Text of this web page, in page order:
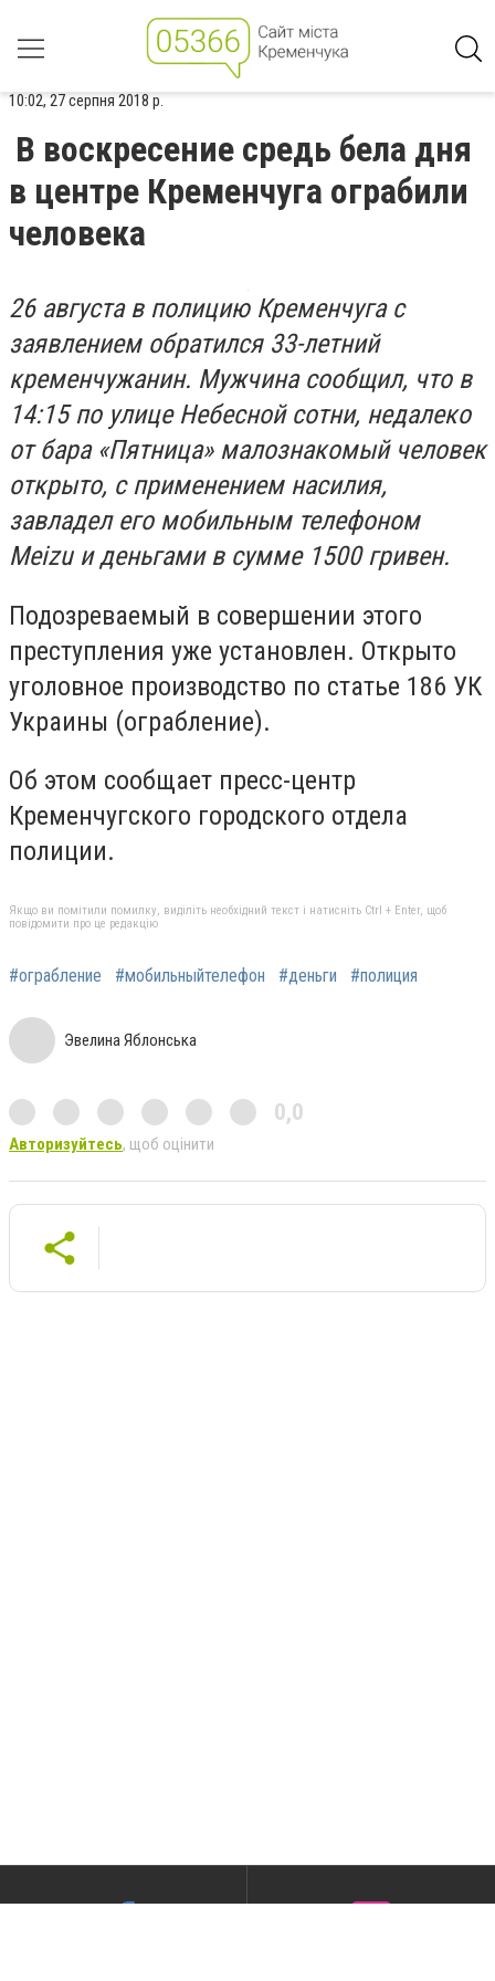
10:02, 27 серпня 2018 р.
В воскресение средь бела дня
в центре Кременчуга ограбили
человека
26 августа в полицию Кременчуга с
заявлением обратился 33-летний
кременчужанин. Мужчина сообщил, что в
14:15 по улице Небесной сотни, недалеко
от бара «Пятница» малознакомый человек
открыто, с применением насилия,
завладел его мобильным телефоном
Meizu и деньгами в сумме 1500 гривен.
Подозреваемый в совершении этого
преступления уже установлен. Открыто
уголовное производство по статье 186 УК
Украины (ограбление).
Об этом сообщает пресс-центр
Кременчугского городского отдела
полиции.
Якщо ви помітили помилку, виділіть необхідний текст і натисніть Ctrl + Enter, щоб
повідомити про це редакцію
#ограбление #мобильныйтелефон #деньги #полиция
Эвелина Яблонська
0,0
Авторизуйтесь, щоб оцінити